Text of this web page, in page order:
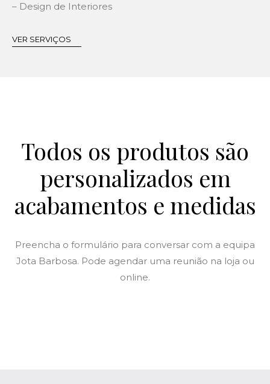
– Design de Interiores
VER SERVIÇOS
Todos os produtos são
personalizados em
acabamentos e medidas
Preencha o formulário para conversar com a equipa
Jota Barbosa. Pode agendar uma reunião na loja ou
online.